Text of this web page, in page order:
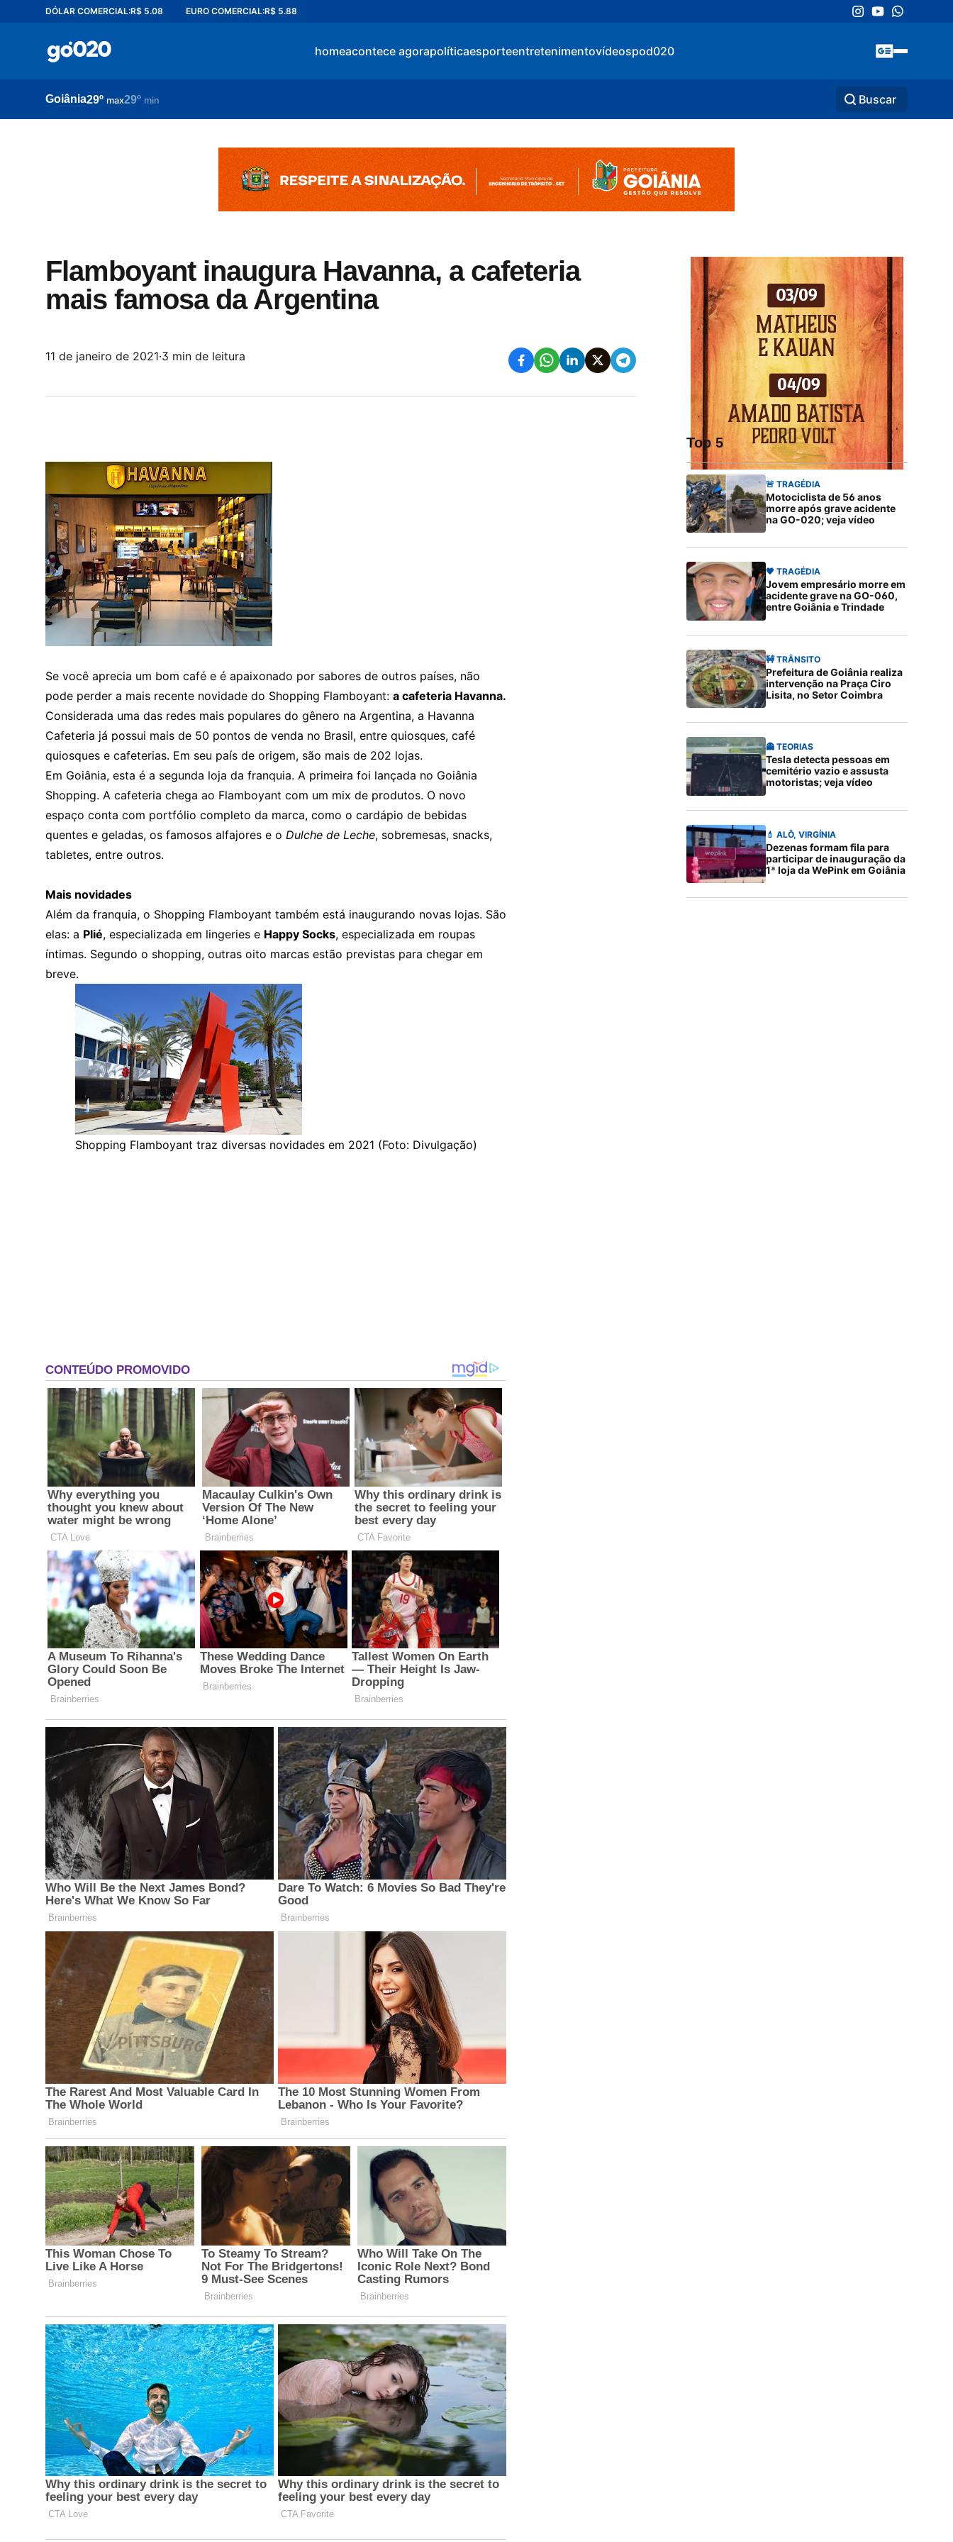
DÓLAR COMERCIAL:R$ 5.08 EURO COMERCIAL:R$ 5.88
homeacontece agorapolíticaesporteentretenimentovídeospod020
Goiânia29º max29º min Buscar
Flamboyant inaugura Havanna, a cafeteria
mais famosa da Argentina
11 de janeiro de 2021·3 min de leitura
Se você aprecia um bom café e é apaixonado por sabores de outros países, não
pode perder a mais recente novidade do Shopping Flamboyant: a cafeteria Havanna.
Considerada uma das redes mais populares do gênero na Argentina, a Havanna
Cafeteria já possui mais de 50 pontos de venda no Brasil, entre quiosques, café
quiosques e cafeterias. Em seu país de origem, são mais de 202 lojas.
Em Goiânia, esta é a segunda loja da franquia. A primeira foi lançada no Goiânia
Shopping. A cafeteria chega ao Flamboyant com um mix de produtos. O novo
espaço conta com portfólio completo da marca, como o cardápio de bebidas
quentes e geladas, os famosos alfajores e o Dulche de Leche, sobremesas, snacks,
tabletes, entre outros.
Mais novidades
Além da franquia, o Shopping Flamboyant também está inaugurando novas lojas. São
elas: a Plié, especializada em lingeries e Happy Socks, especializada em roupas
íntimas. Segundo o shopping, outras oito marcas estão previstas para chegar em
breve.
Shopping Flamboyant traz diversas novidades em 2021 (Foto: Divulgação)
Top 5
🚨 TRAGÉDIA
Motociclista de 56 anos
morre após grave acidente
na GO-020; veja vídeo
🖤 TRAGÉDIA
Jovem empresário morre em
acidente grave na GO-060,
entre Goiânia e Trindade
🚧 TRÂNSITO
Prefeitura de Goiânia realiza
intervenção na Praça Ciro
Lisita, no Setor Coimbra
👻 TEORIAS
Tesla detecta pessoas em
cemitério vazio e assusta
motoristas; veja vídeo
💄 ALÔ, VIRGÍNIA
Dezenas formam fila para
participar de inauguração da
1ª loja da WePink em Goiânia
acontece agora
esporte